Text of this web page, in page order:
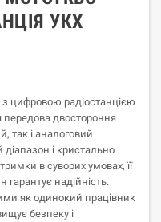
УКХ
з цифровою радіостанцією
передова двостороння
так і аналоговий
і кристально
в суворих умовах, її
надійність.
як одинокий працівник
безпеку і